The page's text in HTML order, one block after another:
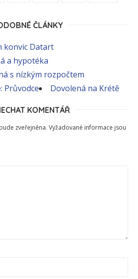
ČLÁNKY
konvic Datart
a hypotéka
s nízkým rozpočtem
Průvodce
Dovolená na Krétě
KOMENTÁŘ
zveřejněna. Vyžadované informace jsou